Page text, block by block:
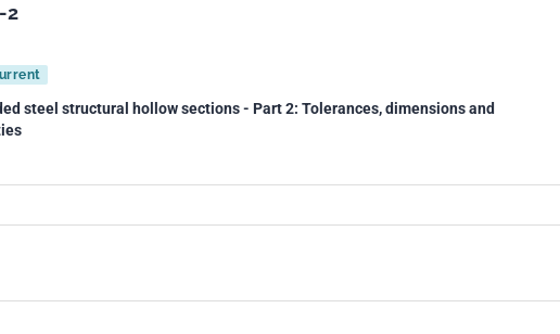
2
steel structural hollow sections - Part 2: Tolerances, dimensions and